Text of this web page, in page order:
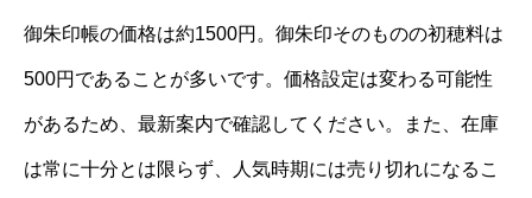
御朱印帳の価格は約1500円。御朱印そのものの初穂料は
500円であることが多いです。価格設定は変わる可能性
があるため、最新案内で確認してください。また、在庫
は常に十分とは限らず、人気時期には売り切れになるこ